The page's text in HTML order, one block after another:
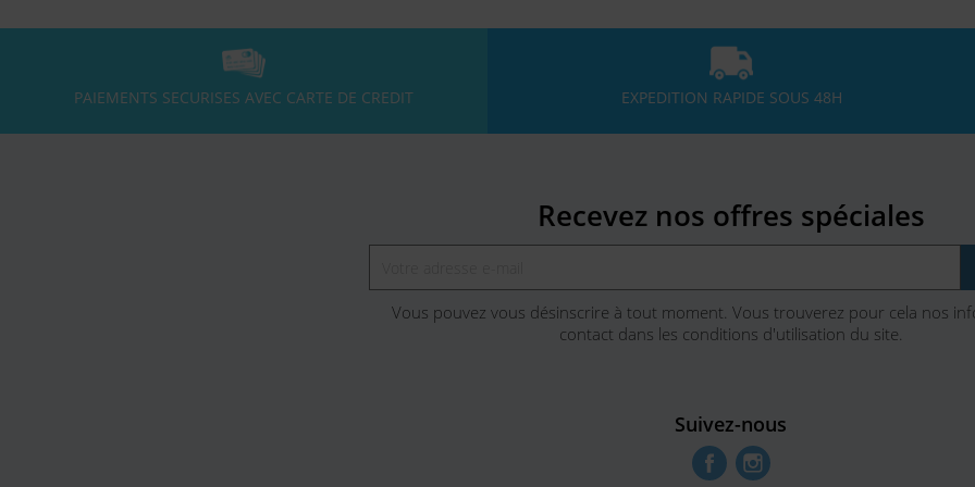
PAIEMENTS SECURISES AVEC CARTE DE CREDIT EXPEDITION RAPIDE SOUS 48H
Recevez nos offres spéciales
Vous pouvez vous désinscrire à tout moment. Vous trouverez pour cela nos
contact dans les conditions d'utilisation du site.
Suivez-nous
FacebookInstagram